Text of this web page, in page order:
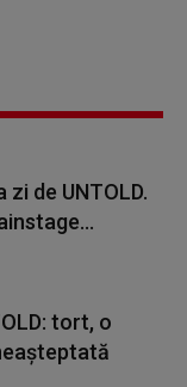
de UNTOLD.
tort, o